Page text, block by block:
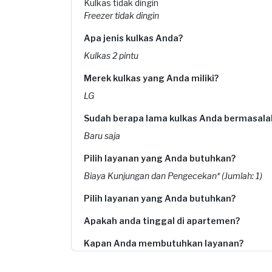
Kulkas tidak dingin
Freezer tidak dingin
Apa jenis kulkas Anda?
Kulkas 2 pintu
Merek kulkas yang Anda miliki?
LG
Sudah berapa lama kulkas Anda
Baru saja
Pilih layanan yang Anda butuhkan?
Biaya Kunjungan dan Pengecekan* (Jumlah: 1)
Pilih layanan yang Anda butuhkan?
Apakah anda tinggal di apartemen?
Kapan Anda membutuhkan layanan?